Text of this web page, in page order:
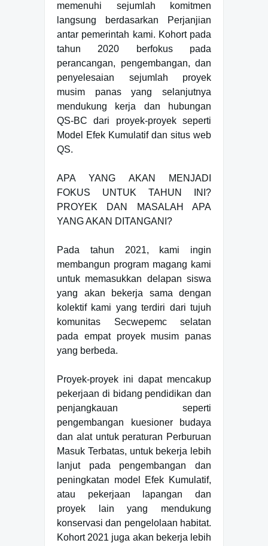
memenuhi sejumlah komitmen
langsung berdasarkan Perjanjian
antar pemerintah kami. Kohort pada
tahun 2020 berfokus pada
perancangan, pengembangan, dan
penyelesaian sejumlah proyek
musim panas yang selanjutnya
mendukung kerja dan hubungan
QS-BC dari proyek-proyek seperti
Model Efek Kumulatif dan situs web
QS.
APA YANG AKAN MENJADI
FOKUS UNTUK TAHUN INI?
PROYEK DAN MASALAH APA
YANG AKAN DITANGANI?
Pada tahun 2021, kami ingin
membangun program magang kami
untuk memasukkan delapan siswa
yang akan bekerja sama dengan
kolektif kami yang terdiri dari tujuh
komunitas Secwepemc selatan
pada empat proyek musim panas
yang berbeda.
Proyek-proyek ini dapat mencakup
pekerjaan di bidang pendidikan dan
penjangkauan seperti
pengembangan kuesioner budaya
dan alat untuk peraturan Perburuan
Masuk Terbatas, untuk bekerja lebih
lanjut pada pengembangan dan
peningkatan model Efek Kumulatif,
atau pekerjaan lapangan dan
proyek lain yang mendukung
konservasi dan pengelolaan habitat.
Kohort 2021 juga akan bekerja lebih